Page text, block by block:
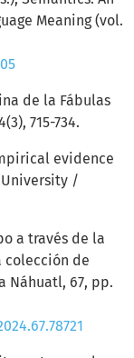
Meaning (vol.
de la Fábulas
715-734.
evidence
University /
a través de la
colección de
Náhuatl, 67, pp.